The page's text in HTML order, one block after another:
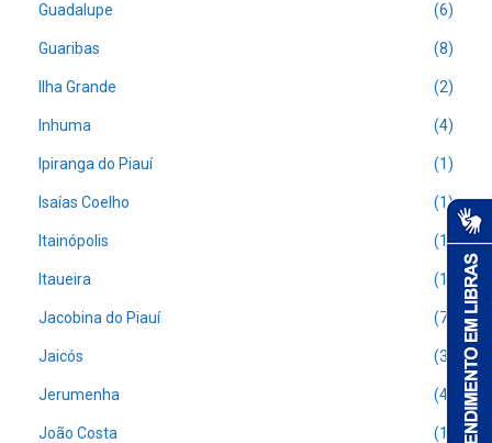
Guadalupe (6)
Guaribas (8)
Ilha Grande (2)
Inhuma (4)
Ipiranga do Piauí (1)
Isaías Coelho (1)
Itainópolis (1)
Itaueira (1)
Jacobina do Piauí (7)
Jaicós (3)
Jerumenha (4)
João Costa (1)